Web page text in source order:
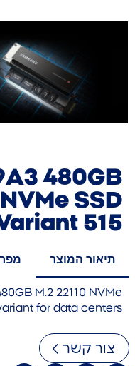
480GB
SSD
515
תיאור המוצר
M.2 22110 NVMe
for data centers
צור קשר